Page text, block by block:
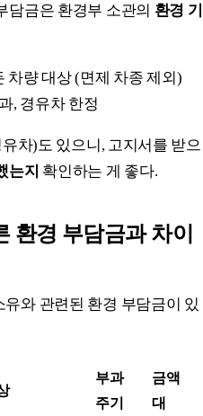
담금은 환경부 소관의 환경 기
차량 대상 (면제 차종 제외)
, 경유차 한정
차)도 있으니, 고지서를 받으
는지 확인하는 게 좋다.
경 부담금과 차이
와 관련된 환경 부담금이 있
부과
주기
금액
대